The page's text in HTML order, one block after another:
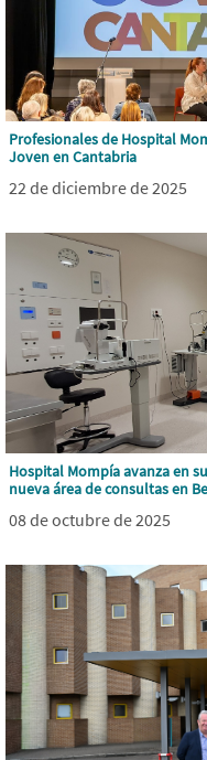
Profesionales de Hospital
Joven en Cantabria
22 de diciembre de 2025
Hospital Mompía avanza en
nueva área de consultas en
08 de octubre de 2025